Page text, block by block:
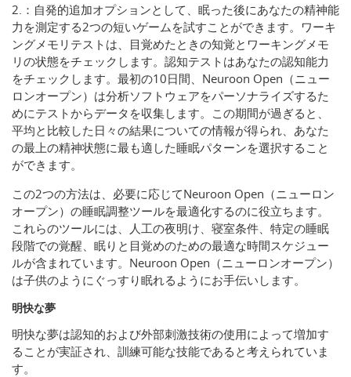
2.：自発的追加オプションとして、眠った後にあなたの精神能
力を測定する2つの短いゲームを試すことができます。ワーキ
ングメモリテストは、目覚めたときの知覚とワーキングメモ
リの状態をチェックします。認知テストはあなたの認知能力
をチェックします。最初の10日間、Neuroon Open（ニュー
ロンオープン）は分析ソフトウェアをパーソナライズするた
めにテストからデータを収集します。この期間が過ぎると、
平均と比較した日々の結果についての情報が得られ、あなた
の最上の精神状態に最も適した睡眠パターンを選択すること
ができます。
この2つの方法は、必要に応じてNeuroon Open（ニューロン
オープン）の睡眠調整ツールを最適化するのに役立ちます。
これらのツールには、人工の夜明け、寝室条件、特定の睡眠
段階での覚醒、眠りと目覚めのための最適な時間スケジュー
ルが含まれています。Neuroon Open（ニューロンオープン）
は子供のようにぐっすり眠れるようにお手伝いします。
明快な夢
明快な夢は認知的および外部刺激技術の使用によって増加す
ることが実証され、訓練可能な技能であると考えられていま
す。